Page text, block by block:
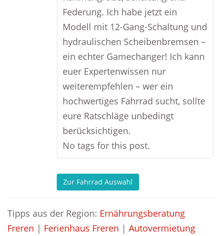
Federung. Ich habe jetzt ein
Modell mit 12-Gang-Schaltung und
hydraulischen Scheibenbremsen –
ein echter Gamechanger! Ich kann
euer Expertenwissen nur
weiterempfehlen – wer ein
hochwertiges Fahrrad sucht, sollte
eure Ratschläge unbedingt
berücksichtigen.
No tags for this post.
Zur Fahrrad Auswahl
Tipps aus der Region: Ernährungsberatung
Freren | Ferienhaus Freren | Autovermietung